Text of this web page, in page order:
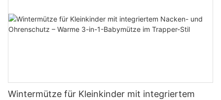
Wintermütze für Kleinkinder mit integriertem